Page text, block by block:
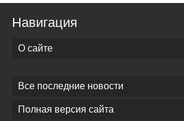
Навигация
О сайте
Все последние новости
Полная версия сайта